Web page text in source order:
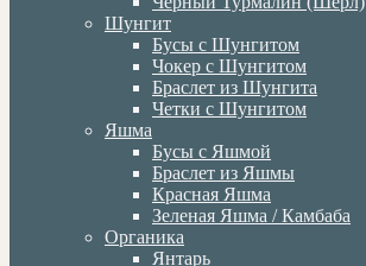
Шунгит
Бусы с Шунгитом
Чокер с Шунгитом
Браслет из Шунгита
Четки с Шунгитом
Яшма
Бусы с Яшмой
Браслет из Яшмы
Красная Яшма
Зеленая Яшма / Камбаба
Органика
Янтарь